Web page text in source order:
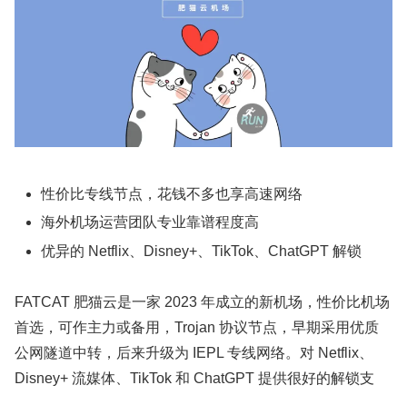
性价比专线节点，花钱不多也享高速网络
海外机场运营团队专业靠谱程度高
优异的 Netflix、Disney+、TikTok、ChatGPT 解锁
FATCAT 肥猫云是一家 2023 年成立的新机场，性价比机场
首选，可作主力或备用，Trojan 协议节点，早期采用优质
公网隧道中转，后来升级为 IEPL 专线网络。对 Netflix、
Disney+ 流媒体、TikTok 和 ChatGPT 提供很好的解锁支